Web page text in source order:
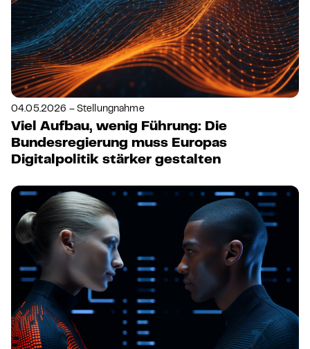
04.05.2026 – Stellungnahme
Viel Aufbau, wenig Führung: Die
Bundesregierung muss Europas
Digitalpolitik stärker gestalten